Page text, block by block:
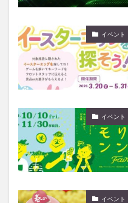
イベント
イベント
イベント